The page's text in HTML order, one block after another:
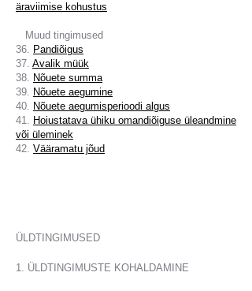
äraviimise kohustus
Muud tingimused
36. Pandiõigus
37. Avalik müük
38. Nõuete summa
39. Nõuete aegumine
40. Nõuete aegumisperioodi algus
41. Hoiustatava ühiku omandiõiguse üleandmine
või üleminek
42. Vääramatu jõud
ÜLDTINGIMUSED
1. ÜLDTINGIMUSTE KOHALDAMINE